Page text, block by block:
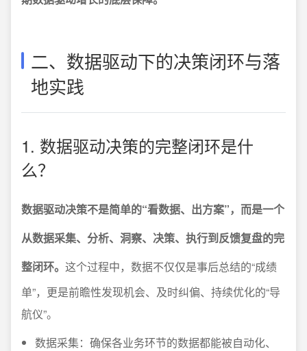
二、数据驱动下的决策闭环与落
地实践
1. 数据驱动决策的完整闭环是什
么？
数据驱动决策不是简单的“看数据、出方案”，而是一个
从数据采集、分析、洞察、决策、执行到反馈复盘的完
整闭环。 这个过程中，数据不仅仅是事后总结的“成绩
单”，更是前瞻性发现机会、及时纠偏、持续优化的“导
航仪”。
数据采集：确保各业务环节的数据都能被自动化、